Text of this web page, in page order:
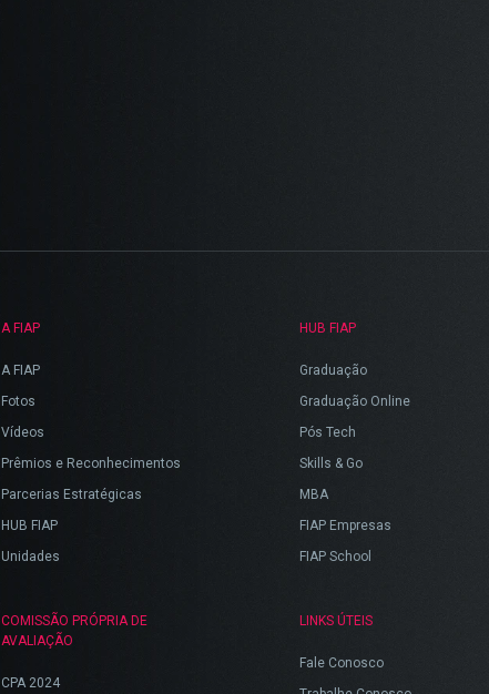
A FIAP
A FIAP
Fotos
Vídeos
Prêmios e Reconhecimentos
Parcerias Estratégicas
HUB FIAP
Unidades
COMISSÃO PRÓPRIA DE
AVALIAÇÃO
CPA 2024
HUB FIAP
Graduação
Graduação Online
Pós Tech
Skills & Go
MBA
FIAP Empresas
FIAP School
LINKS ÚTEIS
Fale Conosco